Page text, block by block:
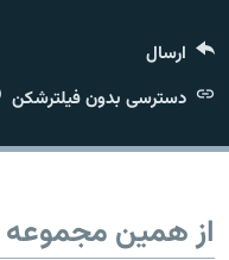
زبان‌های دیگر
ارسال
دسترسی بدون فیلترشکن
از همین مجموعه